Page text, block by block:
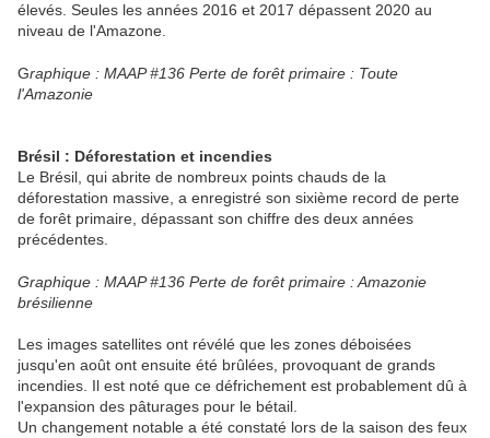
élevés. Seules les années 2016 et 2017 dépassent 2020 au
niveau de l'Amazone.
Graphique : MAAP #136 Perte de forêt primaire : Toute
l'Amazonie
Brésil : Déforestation et incendies
Le Brésil, qui abrite de nombreux points chauds de la
déforestation massive, a enregistré son sixième record de perte
de forêt primaire, dépassant son chiffre des deux années
précédentes.
Graphique : MAAP #136 Perte de forêt primaire : Amazonie
brésilienne
Les images satellites ont révélé que les zones déboisées
jusqu'en août ont ensuite été brûlées, provoquant de grands
incendies. Il est noté que ce défrichement est probablement dû à
l'expansion des pâturages pour le bétail.
Un changement notable a été constaté lors de la saison des feux